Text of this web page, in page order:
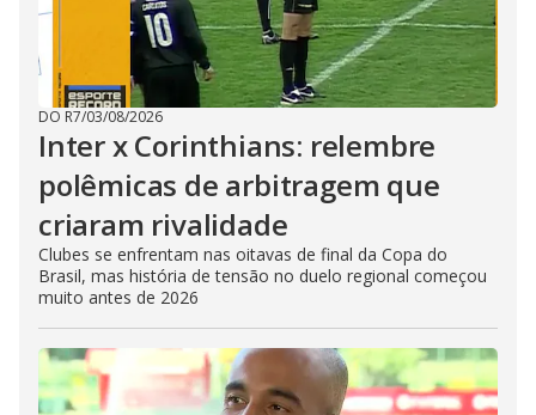
DO R7/03/08/2026
Inter x Corinthians: relembre
polêmicas de arbitragem que
criaram rivalidade
Clubes se enfrentam nas oitavas de final da Copa do
Brasil, mas história de tensão no duelo regional começou
muito antes de 2026